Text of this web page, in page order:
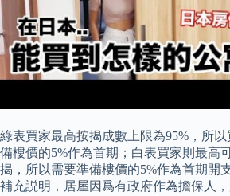
綠表買家最高按揭成數上限為95%，所
備樓價的5%作為首期；白表買家則最高
揭，所以需要準備樓價的5%作為首期開
補充説明，居屋因爲有政府作為擔保人